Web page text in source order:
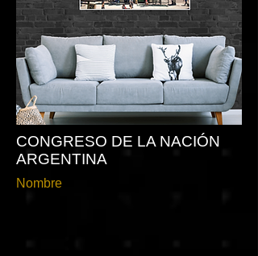
CONGRESO DE LA NACIÓN
ARGENTINA
Nombre